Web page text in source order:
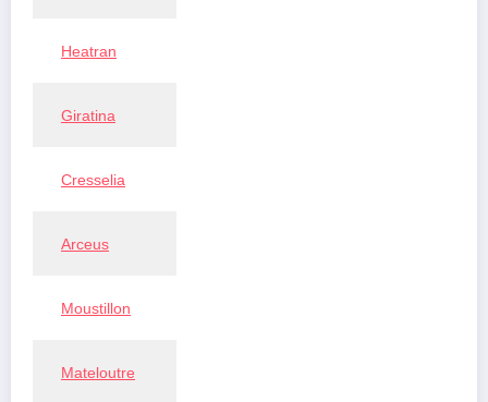
Heatran
Giratina
Cresselia
Arceus
Moustillon
Mateloutre